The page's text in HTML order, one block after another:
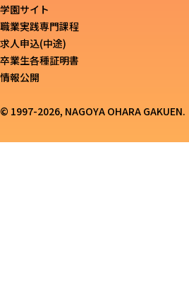
学園サイト
職業実践専門課程
求人申込(中途)
卒業生各種証明書
情報公開
© 1997-2026, NAGOYA OHARA GAKUEN.